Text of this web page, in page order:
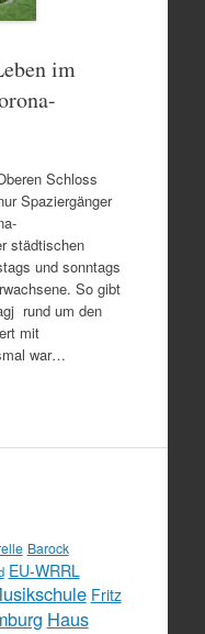
im
Schloss
Spaziergänger
städtischen
und sonntags
So gibt
rund um den
mit
war…
Barock
EU-WRRL
Fritz
Haus